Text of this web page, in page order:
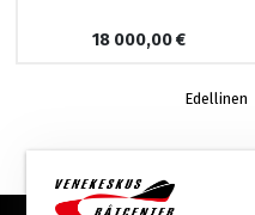
18 000,00€
Edellinen